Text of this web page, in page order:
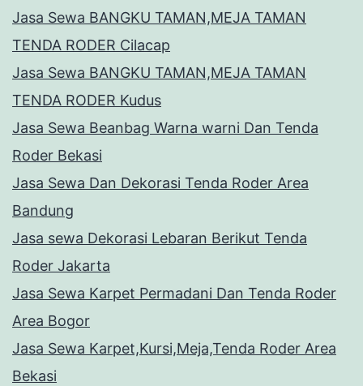
Jasa Sewa BANGKU TAMAN,MEJA TAMAN
TENDA RODER Cilacap
Jasa Sewa BANGKU TAMAN,MEJA TAMAN
TENDA RODER Kudus
Jasa Sewa Beanbag Warna warni Dan Tenda
Roder Bekasi
Jasa Sewa Dan Dekorasi Tenda Roder Area
Bandung
Jasa sewa Dekorasi Lebaran Berikut Tenda
Roder Jakarta
Jasa Sewa Karpet Permadani Dan Tenda Roder
Area Bogor
Jasa Sewa Karpet,Kursi,Meja,Tenda Roder Area
Bekasi